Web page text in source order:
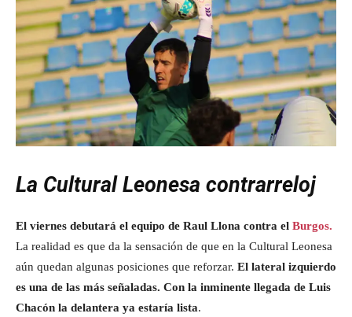
La Cultural Leonesa contrarreloj
El viernes debutará el equipo de Raul Llona contra el Burgos.
La realidad es que da la sensación de que en la Cultural Leonesa
aún quedan algunas posiciones que reforzar. El lateral izquierdo
es una de las más señaladas. Con la inminente llegada de Luis
Chacón la delantera ya estaría lista.